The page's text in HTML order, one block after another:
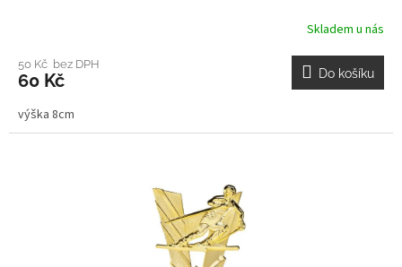
Skladem u nás
50 Kč bez DPH
60 Kč Do košíku
výška 8cm